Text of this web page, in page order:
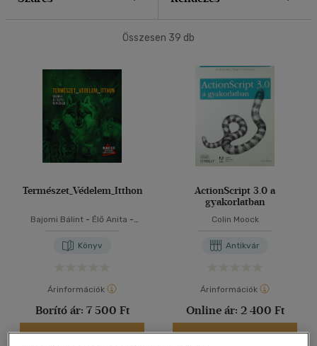
Összesen 39 db
Természet_Védelem_Itthon
Bajomi Bálint - Élő Anita -
Lugosi Péter -Nagy Nikoletta
Winkler Róbert
Könyv
Árinformációk
Borító ár: 7 500 Ft
Kosárba
ActionScript 3.0 a
gyakorlatban
Colin Moock
Antikvár
Árinformációk
Online ár: 2 400 Ft
Kosárba